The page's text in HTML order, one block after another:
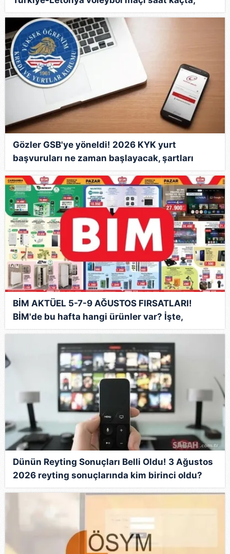
hangi kanalda?
Gözler GSB'ye yöneldi! 2026 KYK yurt
başvuruları ne zaman başlayacak, şartları
neler?
BİM AKTÜEL 5-7-9 AĞUSTOS FIRSATLARI!
BİM'de bu hafta hangi ürünler var? İşte,
haftanın indirimleri
Dünün Reyting Sonuçları Belli Oldu! 3 Ağustos
2026 reyting sonuçlarında kim birinci oldu?
İşte zirvedeki isim...